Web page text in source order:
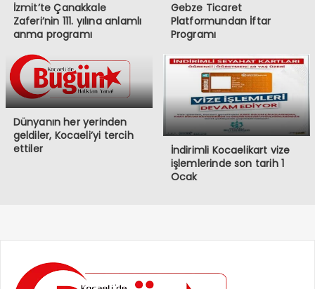
İzmit’te Çanakkale
Zaferi’nin 111. yılına anlamlı
anma programı
Gebze Ticaret
Platformundan İftar
Programı
Dünyanın her yerinden
geldiler, Kocaeli’yi tercih
ettiler
İndirimli Kocaelikart vize
işlemlerinde son tarih 1
Ocak